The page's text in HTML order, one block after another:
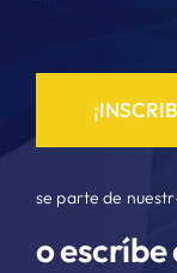
se parte de
o escríbe